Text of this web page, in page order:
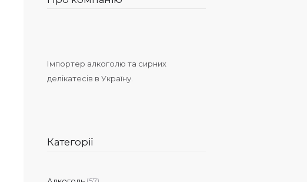
Імпортер алкоголю та сирних
делікатесів в Україну.
Категорії